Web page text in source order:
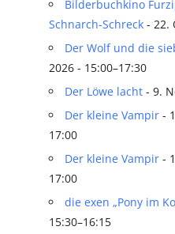
Bilderbuchkino
Schnarch-Schreck - 22.
Der Wolf und die
2026 - 15:00–17:30
Der Löwe lacht- 9.
Der kleine Vampir-
17:00
Der kleine Vampir-
17:00
die exen „Pony im
15:30–16:15